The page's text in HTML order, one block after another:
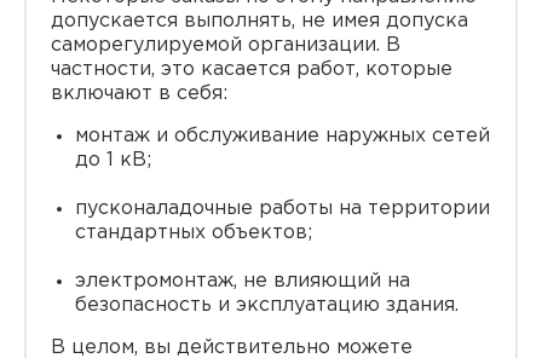
допускается выполнять, не имея допуска
саморегулируемой организации. В
частности, это касается работ, которые
включают в себя:
монтаж и обслуживание наружных сетей
до 1 кВ;
пусконаладочные работы на территории
стандартных объектов;
электромонтаж, не влияющий на
безопасность и эксплуатацию здания.
В целом, вы действительно можете